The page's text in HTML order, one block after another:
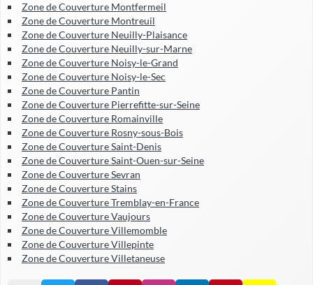
Zone de Couverture Montfermeil
Zone de Couverture Montreuil
Zone de Couverture Neuilly-Plaisance
Zone de Couverture Neuilly-sur-Marne
Zone de Couverture Noisy-le-Grand
Zone de Couverture Noisy-le-Sec
Zone de Couverture Pantin
Zone de Couverture Pierrefitte-sur-Seine
Zone de Couverture Romainville
Zone de Couverture Rosny-sous-Bois
Zone de Couverture Saint-Denis
Zone de Couverture Saint-Ouen-sur-Seine
Zone de Couverture Sevran
Zone de Couverture Stains
Zone de Couverture Tremblay-en-France
Zone de Couverture Vaujours
Zone de Couverture Villemomble
Zone de Couverture Villepinte
Zone de Couverture Villetaneuse